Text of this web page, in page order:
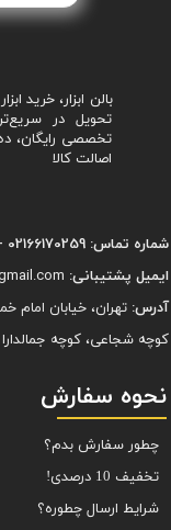
تحویل در
تخصصی رایگان،
اصالت کالا
شماره تماس: 02166170259 - 09122951623
ایمیل پشتیبانی:
آدرس: تهران، خیابان امام
کوچه شجاعی، کوچه جمالدارا 2، پلاک 13، واحد 8.
نحوه سفارش
چطور سفارش بدم؟
تخفیف 10 درصدی!
شرایط ارسال چطوره؟